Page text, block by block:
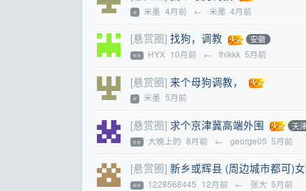
⭐ 米墨 4月前 ← 米墨 4月前
[悬赏圈] 找狗，调教 安徽
⭐⭐ HYX 10月前 ← fhikkk 5月前
[悬赏圈] 来个母狗调教，
⭐ 米墨 5月前
[悬赏圈] 求个京津冀高端外围 天
⭐⭐ 大晚上的 8月前 ← george05 5月前
[悬赏圈] 新乡或辉县 (周边城市都可)
⭐⭐ 1228568445 12月前 ← 张大 5月前